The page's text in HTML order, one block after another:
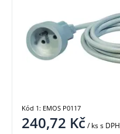
240,72 Kč/ kss DPH
Kód 1: EMOS P0117